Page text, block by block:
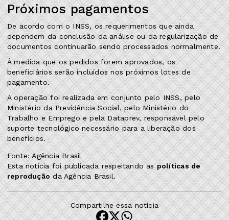
Próximos pagamentos
De acordo com o INSS, os requerimentos que ainda
dependem da conclusão da análise ou da regularização de
documentos continuarão sendo processados normalmente.
À medida que os pedidos forem aprovados, os
beneficiários serão incluídos nos próximos lotes de
pagamento.
A operação foi realizada em conjunto pelo INSS, pelo
Ministério da Previdência Social, pelo Ministério do
Trabalho e Emprego e pela Dataprev, responsável pelo
suporte tecnológico necessário para a liberação dos
benefícios.
Fonte: Agência Brasil
Esta notícia foi publicada respeitando as políticas de
reprodução da Agência Brasil.
Compartilhe essa notícia